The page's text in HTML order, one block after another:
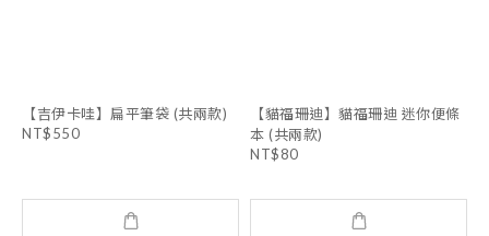
【吉伊卡哇】扁平筆袋 (共兩款)
NT$550
【貓福珊迪】貓福珊迪 迷你便條
本 (共兩款)
NT$80